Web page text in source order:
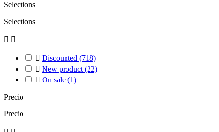
Selections
Selections
 
 Discounted (718)
 New product (22)
 On sale (1)
Precio
Precio